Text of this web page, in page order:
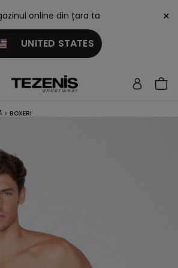
online din țara ta
UNITED STATES
×
> BOXERI